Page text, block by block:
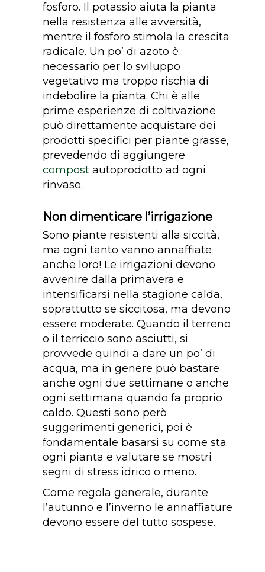
fosforo. Il potassio aiuta la pianta
nella resistenza alle avversità,
mentre il fosforo stimola la crescita
radicale. Un po’ di azoto è
necessario per lo sviluppo
vegetativo ma troppo rischia di
indebolire la pianta. Chi è alle
prime esperienze di coltivazione
può direttamente acquistare dei
prodotti specifici per piante grasse,
prevedendo di aggiungere
compostautoprodotto ad ogni
rinvaso.
Non dimenticare l’irrigazione
Sono piante resistenti alla siccità,
ma ogni tanto vanno annaffiate
anche loro! Le irrigazioni devono
avvenire dalla primavera e
intensificarsi nella stagione calda,
soprattutto se siccitosa, ma devono
essere moderate. Quando il terreno
o il terriccio sono asciutti, si
provvede quindi a dare un po’ di
acqua, ma in genere può bastare
anche ogni due settimane o anche
ogni settimana quando fa proprio
caldo. Questi sono però
suggerimenti generici, poi è
fondamentale basarsi su come sta
ogni pianta e valutare se mostri
segni di stress idrico o meno.
Come regola generale, durante
l’autunno e l’inverno le annaffiature
devono essere del tutto sospese.